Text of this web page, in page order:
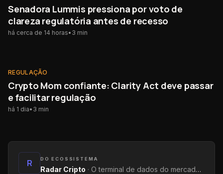
Senadora Lummis pressiona por voto de
clareza regulatória antes de recesso
há cerca de 14 horas• 3 min
REGULAÇÃO
REGULAÇÃO
Crypto Mom confiante: Clarity Act deve passar
e facilitar regulação
há 1 dia• 3 min
R DO ECOSSISTEMA
Radar Cripto · O terminal de dados do mercado: métricas on-chain, yields, captações e tendências.